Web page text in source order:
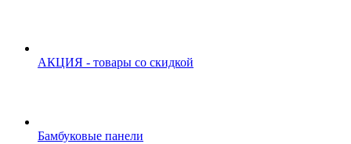
АКЦИЯ - товары со скидкой
Бамбуковые панели